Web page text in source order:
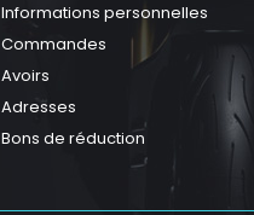
Informations personnelles
Commandes
Avoirs
Adresses
Bons de réduction